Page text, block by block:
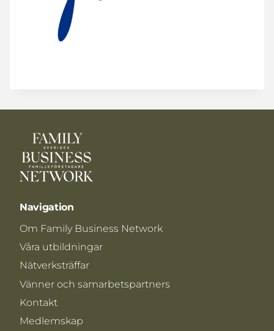
Navigation
Om Family Business Network
Våra utbildningar
Nätverksträffar
Vänner och samarbetspartners
Kontakt
Medlemskap